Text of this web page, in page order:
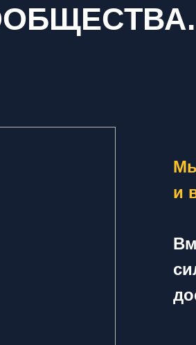
и